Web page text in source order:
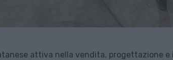
attiva nella vendita, progettazione